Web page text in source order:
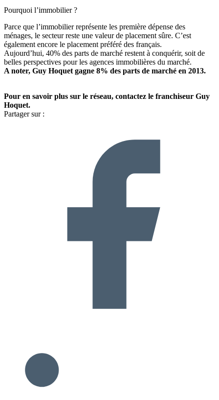
Pourquoi l’immobilier ?
Parce que l’immobilier représente les première dépense des
ménages, le secteur reste une valeur de placement sûre. C’est
également encore le placement préféré des français.
Aujourd’hui, 40% des parts de marché restent à conquérir, soit de
belles perspectives pour les agences immobilières du marché.
A noter, Guy Hoquet gagne 8% des parts de marché en 2013.
Pour en savoir plus sur le réseau, contactez le franchiseur Guy
Hoquet.
Partager sur :